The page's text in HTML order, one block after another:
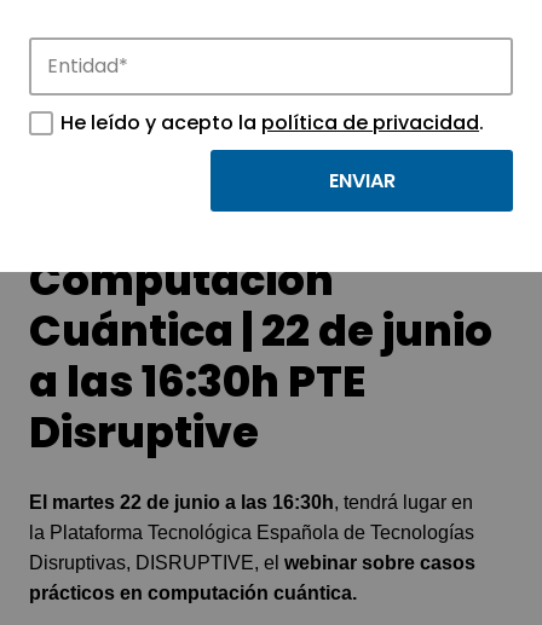
tecnológicos.
Webinar casos
prácticos en
Computación
Cuántica | 22 de junio
a las 16:30h PTE
Disruptive
El martes 22 de junio a las 16:30h, tendrá lugar en
la Plataforma Tecnológica Española de Tecnologías
Disruptivas, DISRUPTIVE, el webinar sobre casos
prácticos en computación cuántica.
He leído y acepto la política de privacidad.